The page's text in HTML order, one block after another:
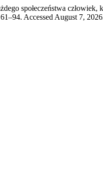
społeczeństwa
Accessed August 7,